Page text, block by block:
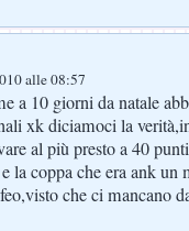
alle 08:57
a 10 giorni da natale
xk diciamoci la
al più presto a 40
la coppa che era ank un
che ci mancano